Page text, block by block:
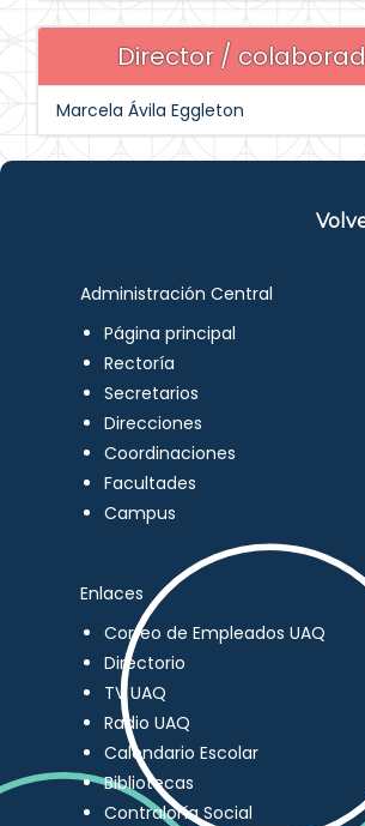
Director /
Marcela Ávila Eggleton
Administración Central
Página principal
Rectoría
Secretarios
Direcciones
Coordinaciones
Facultades
Campus
Enlaces
Correo de Empleados UAQ
Directorio
TV UAQ
Radio UAQ
Calendario Escolar
Bibliotecas
Contraloría Social